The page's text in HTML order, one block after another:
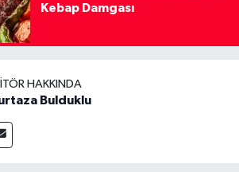
Kebap Damgası
HAKKINDA
Bulduklu